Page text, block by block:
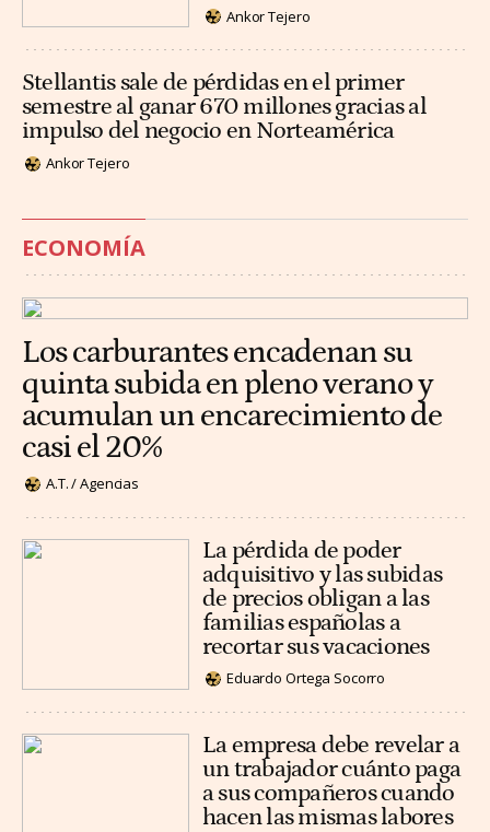
Ankor Tejero
Stellantis sale de pérdidas en el primer
semestre al ganar 670 millones gracias al
impulso del negocio en Norteamérica
Ankor Tejero
ECONOMÍA
Los carburantes encadenan su
quinta subida en pleno verano y
acumulan un encarecimiento de
casi el 20%
A.T. / Agencias
La pérdida de poder
adquisitivo y las subidas
de precios obligan a las
familias españolas a
recortar sus vacaciones
Eduardo Ortega Socorro
La empresa debe revelar a
un trabajador cuánto paga
a sus compañeros cuando
hacen las mismas labores